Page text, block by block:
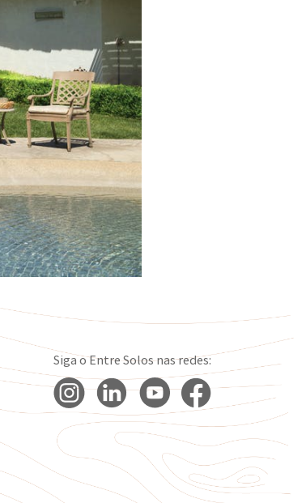
Siga o Entre Solos nas redes: